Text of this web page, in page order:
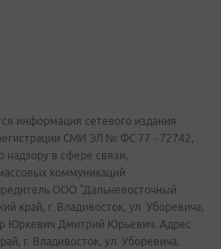
информация сетевого издания
СМИ ЭЛ № ФС 77 - 72742,
в сфере связи,
коммуникаций
ООО "Дальневосточный
край, г. Владивосток, ул. Уборевича,
Юркевич Дмитрий Юрьевич. Адрес
г. Владивосток, ул. Уборевича,